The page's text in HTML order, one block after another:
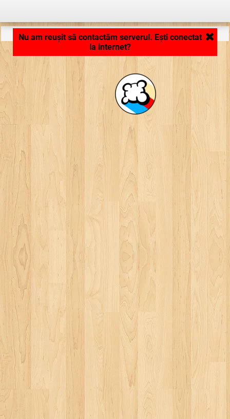
Aplicaţie în curs de încărcare .. ...